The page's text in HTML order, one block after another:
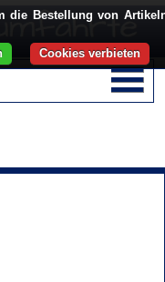
die Bestellung von
Cookies verbieten